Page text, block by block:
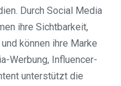
Durch Social Media
ihre Sichtbarkeit,
können ihre Marke
Werbung, Influencer-
unterstützt die